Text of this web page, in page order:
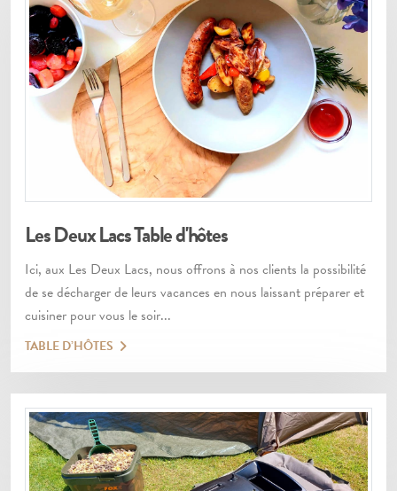
Les Deux Lacs Table d'hôtes
Ici, aux Les Deux Lacs, nous offrons à nos clients la possibilité
de se décharger de leurs vacances en nous laissant préparer et
cuisiner pour vous le soir...
TABLE D’HÔTES